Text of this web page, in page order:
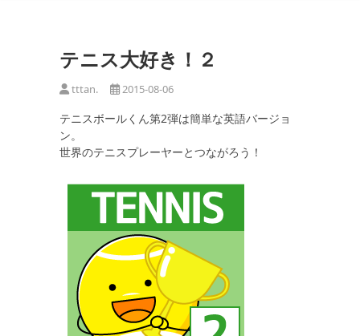
テニス大好き！２
tttan. 2015-08-06
テニスボールくん第2弾は簡単な英語バージョ
ン。
世界のテニスプレーヤーとつながろう！